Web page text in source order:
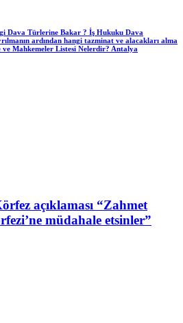
Dava Türlerine Bakar ? İş Hukuku Dava
ardından hangi tazminat ve alacakları alma
Mahkemeler Listesi Nelerdir? Antalya
açıklaması “Zahmet
müdahale etsinler”